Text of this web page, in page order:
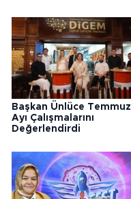
Başkan Ünlüce Temmuz
Ayı Çalışmalarını
Değerlendirdi